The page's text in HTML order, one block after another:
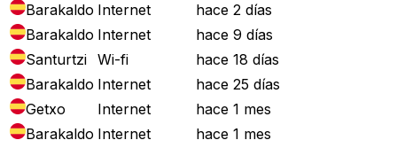
Barakaldo Internet
hace 2 días
Barakaldo Internet
hace 9 días
Santurtzi Wi-fi
hace 18 días
Barakaldo Internet
hace 25 días
Getxo
Internet
hace 1 mes
Barakaldo Internet hace 1 mes